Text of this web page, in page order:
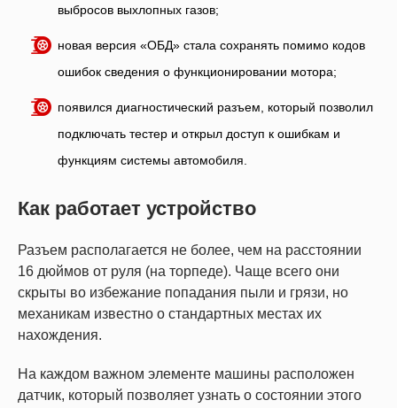
выбросов выхлопных газов;
новая версия «ОБД» стала сохранять помимо кодов
ошибок сведения о функционировании мотора;
появился диагностический разъем, который позволил
подключать тестер и открыл доступ к ошибкам и
функциям системы автомобиля.
Как работает устройство
Разъем располагается не более, чем на расстоянии
16 дюймов от руля (на торпеде). Чаще всего они
скрыты во избежание попадания пыли и грязи, но
механикам известно о стандартных местах их
нахождения.
На каждом важном элементе машины расположен
датчик, который позволяет узнать о состоянии этого